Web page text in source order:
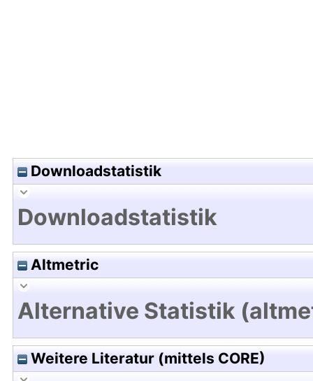
Downloadstatistik
Downloadstatistik
Altmetric
Alternative Statistik
Weitere Literatur (mittels CORE)